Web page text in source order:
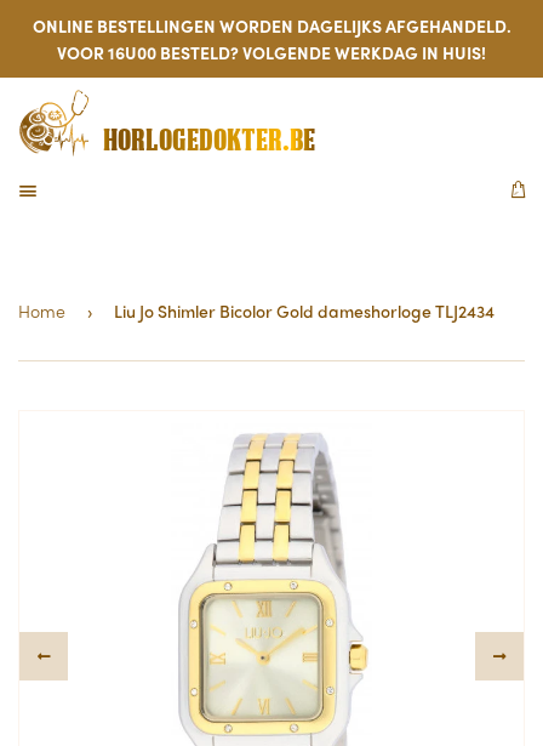
ONLINE BESTELLINGEN WORDEN DAGELIJKS AFGEHANDELD.
VOOR 16U00 BESTELD? VOLGENDE WERKDAG IN HUIS!
HORLOGEDOKTER.BE
Home › Liu Jo Shimler Bicolor Gold dameshorloge TLJ2434